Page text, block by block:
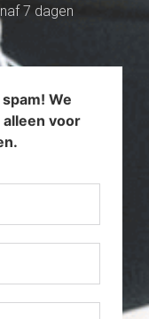
7 dagen
We
voor